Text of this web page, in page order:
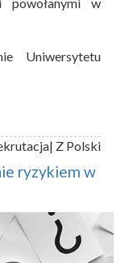
Uniwersytetu
| Z Polski
ryzykiem w